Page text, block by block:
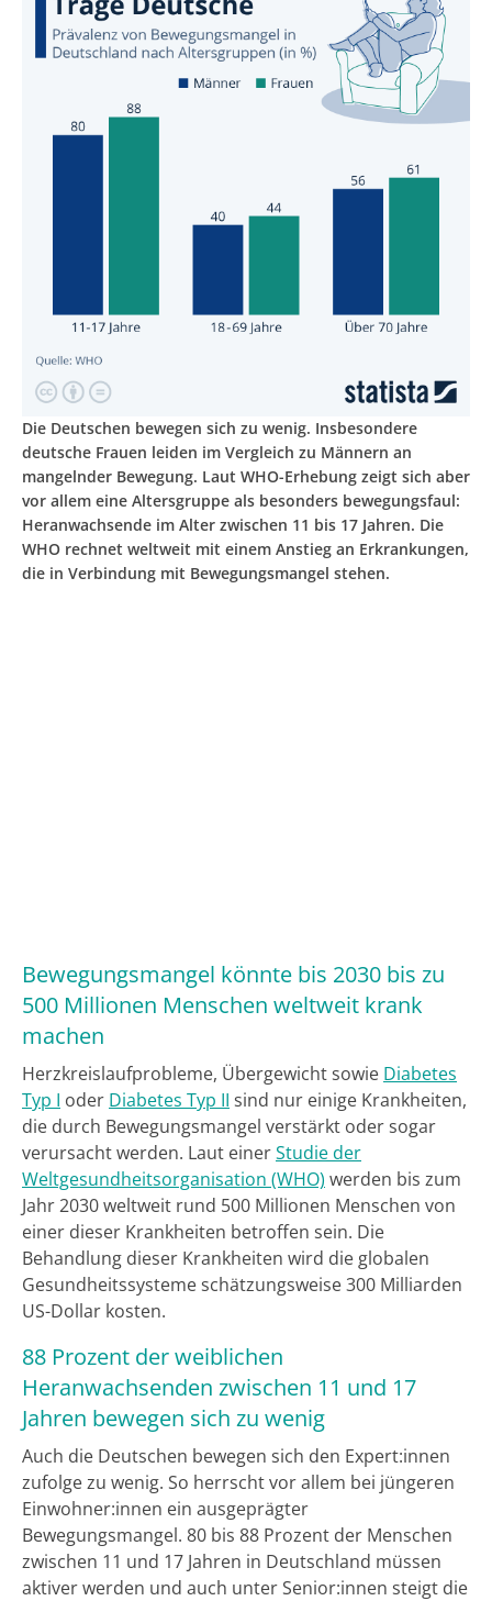
Die Deutschen bewegen sich zu wenig. Insbesondere
deutsche Frauen leiden im Vergleich zu Männern an
mangelnder Bewegung. Laut WHO-Erhebung zeigt sich aber
vor allem eine Altersgruppe als besonders bewegungsfaul:
Heranwachsende im Alter zwischen 11 bis 17 Jahren. Die
WHO rechnet weltweit mit einem Anstieg an Erkrankungen,
die in Verbindung mit Bewegungsmangel stehen.
Bewegungsmangel könnte bis 2030 bis zu
500 Millionen Menschen weltweit krank
machen
Herzkreislaufprobleme, Übergewicht sowie Diabetes
Typ I oder Diabetes Typ II sind nur einige Krankheiten,
die durch Bewegungsmangel verstärkt oder sogar
verursacht werden. Laut einerStudie der
Weltgesundheitsorganisation (WHO) werden bis zum
Jahr 2030 weltweit rund 500 Millionen Menschen von
einer dieser Krankheiten betroffen sein. Die
Behandlung dieser Krankheiten wird die globalen
Gesundheitssysteme schätzungsweise 300 Milliarden
US-Dollar kosten.
88 Prozent der weiblichen
Heranwachsenden zwischen 11 und 17
Jahren bewegen sich zu wenig
Auch die Deutschen bewegen sich den Expert:innen
zufolge zu wenig. So herrscht vor allem bei jüngeren
Einwohner:innen ein ausgeprägter
Bewegungsmangel. 80 bis 88 Prozent der Menschen
zwischen 11 und 17 Jahren in Deutschland müssen
aktiver werden und auch unter Senior:innen steigt die